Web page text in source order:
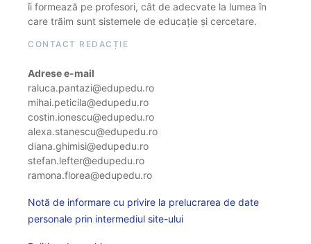
îi formează pe profesori, cât de adecvate la lumea în
care trăim sunt sistemele de educație și cercetare.
CONTACT REDACȚIE
Adrese e-mail
raluca.pantazi@edupedu.ro
mihai.peticila@edupedu.ro
costin.ionescu@edupedu.ro
alexa.stanescu@edupedu.ro
diana.ghimisi@edupedu.ro
stefan.lefter@edupedu.ro
ramona.florea@edupedu.ro
Notă de informare cu privire la prelucrarea de date
personale prin intermediul site-ului